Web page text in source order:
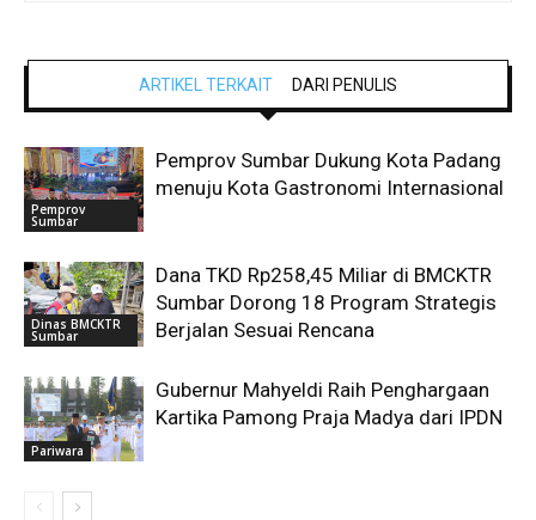
ARTIKEL TERKAIT DARI PENULIS
Pemprov
Sumbar
Pemprov Sumbar Dukung Kota Padang
menuju Kota Gastronomi Internasional
Dinas BMCKTR
Sumbar
Dana TKD Rp258,45 Miliar di BMCKTR
Sumbar Dorong 18 Program Strategis
Berjalan Sesuai Rencana
Pariwara
Gubernur Mahyeldi Raih Penghargaan
Kartika Pamong Praja Madya dari IPDN